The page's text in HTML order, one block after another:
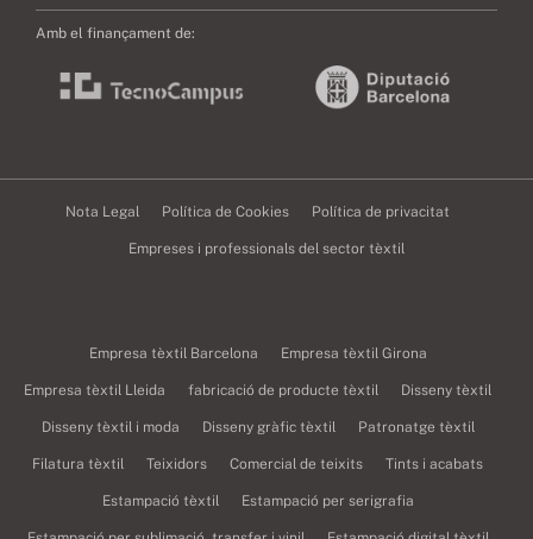
Amb el finançament de:
Nota Legal Política de Cookies Política de privacitat
Empreses i professionals del sector tèxtil
Empresa tèxtil Barcelona Empresa tèxtil Girona
Empresa tèxtil Lleida fabricació de producte tèxtil Disseny tèxtil
Disseny tèxtil i moda Disseny gràfic tèxtil Patronatge tèxtil
Filatura tèxtil Teixidors Comercial de teixits Tints i acabats
Estampació tèxtil Estampació per serigrafia